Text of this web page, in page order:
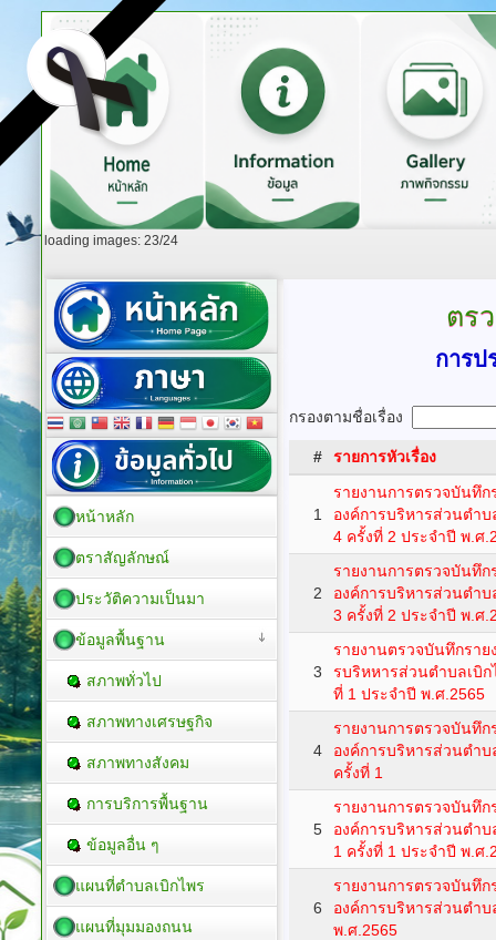
loading images: 23/24
ตร
การป
กรองตามชื่อเรื่อง
# รายการหัวเรื่อง
1
รายงานการตรวจบันทึ
องค์การบริหารส่วนตำ
4 ครั้งที่ 2 ประจำปี พ.ศ
2
รายงานการตรวจบันทึ
องค์การบริหารส่วนตำ
3 ครั้งที่ 2 ประจำปี พ.ศ
3
รายงานตรวจบันทึกรา
รบริหหารส่วนตำบลเบิ
ที่ 1 ประจำปี พ.ศ.2565
4
รายงานการตรวจบันทึ
องค์การบริหารส่วนตำ
ครั้งที่ 1
5
รายงานการตรวจบันทึ
องค์การบริหารส่วนตำ
1 ครั้งที่ 1 ประจำปี พ.ศ
6
รายงานการตรวจบันทึ
องค์การบริหารส่วนตำบ
พ.ศ.2565
หน้าหลัก
ตราสัญลักษณ์
ประวัติความเป็นมา
ข้อมูลพื้นฐาน
สภาพทั่วไป
สภาพทางเศรษฐกิจ
สภาพทางสังคม
การบริการพื้นฐาน
ข้อมูลอื่น ๆ
แผนที่ตำบลเบิกไพร
แผนที่มุมมองถนน